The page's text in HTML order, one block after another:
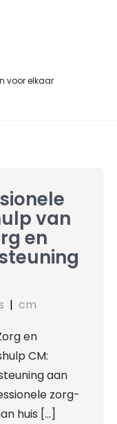
voor elkaar
van
en
| cm
en
CM:
aan
zorg-
huis […]